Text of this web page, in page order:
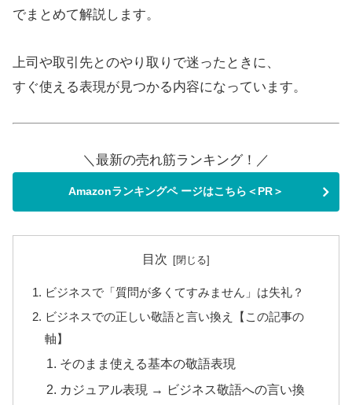
でまとめて解説します。
上司や取引先とのやり取りで迷ったときに、
すぐ使える表現が見つかる内容になっています。
＼最新の売れ筋ランキング！／
Amazonランキングペ ージはこちら＜PR＞
目次
ビジネスで「質問が多くてすみません」は失礼？
ビジネスでの正しい敬語と言い換え【この記事の
軸】
そのまま使える基本の敬語表現
カジュアル表現 → ビジネス敬語への言い換